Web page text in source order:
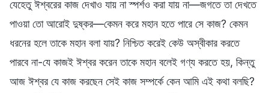
যেহেতু ঈশ্বরের কাজ দেখাও যায় না স্পর্শও করা যায় না—জগতে তা দেখতে
পাওয়া তো আরোই দুষ্কর—কেমন করে মহান হতে পারে সে কাজ? কেমন
ধরনের হলে তাকে মহান বলা যায়? নিশ্চিত করেই কেউ অস্বীকার করতে
পারবে না-যে কাজই ঈশ্বর করেন তাকে মহান বলেই গণ্য করতে হয়, কিন্তু
আজ ঈশ্বর যে কাজ করছেন সেই কাজ সম্পর্কে কেন আমি এই কথা বলছি?